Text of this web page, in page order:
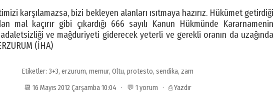
karşılamazsa, bizi bekleyen alanları ısıtmaya hazırız. Hükümet getirdiği
mal kaçırır gibi çıkardığı 666 sayılı Kanun Hükmünde Kararnamenin
adaletsizliği ve mağduriyeti giderecek yeterli ve gerekli oranın da uzağında
(İHA)
Etiketler: 3+3, erzurum, memur, Oltu, protesto, sendika, zam
📆 16 Mayıs 2012 Çarşamba 10:04 · 💬 1 yorum · ⎙ Yazdır